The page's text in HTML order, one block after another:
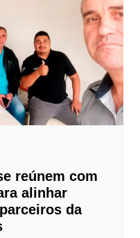
reúnem com
alinhar
da